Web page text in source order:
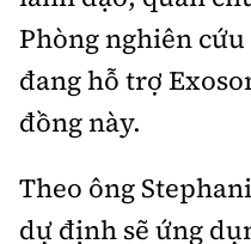
Email:
Cấm sao chép dưới mọi
chấp thuận bằng văn bản.
Phòng nghiên
đang hỗ trợ
đồng này.
Theo ông
dự định sẽ ứng